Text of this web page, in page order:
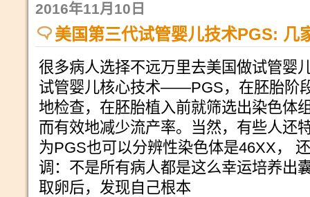
2016年11月10日
美国第三代试管婴儿技术PGS: 几
很多病人选择不远万里去美国做试管婴
试管婴儿核心技术——PGS，在胚胎阶
地检查，在胚胎植入前就筛选出染色体
而有效地减少流产率。当然，有些人还
为PGS也可以分辨性染色体是46XX，
调：不是所有病人都是这么幸运培养出
取卵后，发现自己根本